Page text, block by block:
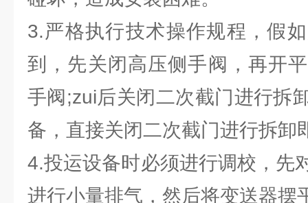
3.严格执行技术操作规程，假
到，先关闭高压侧手阀，再开
手阀;zui后关闭二次截门进行拆
备，直接关闭二次截门进行拆卸
4.投运设备时必须进行调校，先
进行小量排气，然后将变送器摆